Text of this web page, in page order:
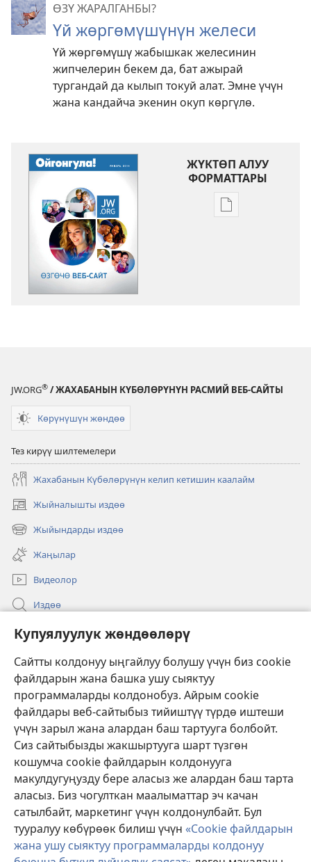
Купуялуулук жөндөөлөрү
Сайтты колдонуу ыңгайлуу болушу үчүн биз cookie
файлдарын жана башка ушу сыяктуу
программаларды колдонобуз. Айрым cookie
файлдары веб-сайтыбыз тийиштүү түрдө иштеши
үчүн зарыл жана алардан баш тартууга болбойт.
Сиз сайтыбызды жакшыртууга шарт түзгөн
кошумча cookie файлдарын колдонууга
макулдугуңузду бере аласыз же алардан баш тарта
аласыз. Биз чогулткан маалыматтар эч качан
сатылбайт, маркетинг үчүн колдонулбайт. Бул
тууралуу көбүрөөк билиш үчүн «Cookie файлдарын
жана ушу сыяктуу программаларды колдонуу
ӨЗҮ ЖАРАЛГАНБЫ?
Үй жөргөмүшүнүн желеси
Үй жөргөмүшү жабышкак желесинин
жипчелерин бекем да, бат ажырай
тургандай да кылып токуй алат. Эмне үчүн
жана кандайча экенин окуп көргүлө.
ЖҮКТӨП АЛУУ
ФОРМАТТАРЫ
Адабиятты
JW.ORG® / ЖАХАБАНЫН КҮБӨЛӨРҮНҮН РАСМИЙ ВЕБ-САЙТЫ
Көрүнүшүн жөндөө
Тез кирүү шилтемелери
Жахабанын Күбөлөрүнүн келип кетишин каалайм
Жыйналышты издөө
(жаңы
терезе
ачат)
Жыйындарды издөө
(жаңы
терезе
ачат)
Жаңылар
Видеолор
Издөө
Бийлик өкүлдөрү үчүн маалымат
Тартуулар
(жаңы
терезе
ачат)
ОНЛАЙН КИТЕПКАНА
(жаңы
терезе
ачат) JW Hub
(жаңы
терезе
ачат) JW Library
Watchtower Library